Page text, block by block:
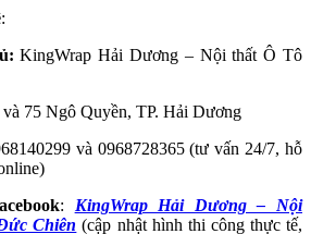
:
KingWrap Hải Dương – Nội thất Ô Tô
và 75 Ngô Quyền, TP. Hải Dương
và 0968728365 (tư vấn 24/7, hỗ
: KingWrap Hải Dương – Nội
Chiên (cập nhật hình thi công thực tế,